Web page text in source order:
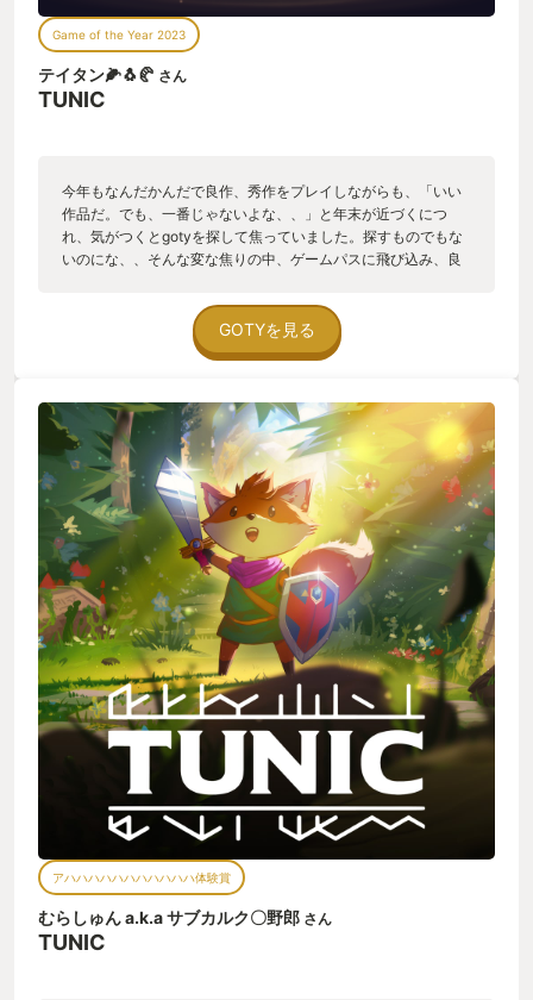
Game of the Year 2023
テイタン🌽🐧🥐 さん
TUNIC
今年もなんだかんだで良作、秀作をプレイしながらも、「いい
作品だ。でも、一番じゃないよな、、」と年末が近づくにつ
れ、気がつくとgotyを探して焦っていました。探すものでもな
いのにな、、そんな変な焦りの中、ゲームパスに飛び込み、良
が、何度も寝落ちし、やはりアクションゲームがいいな、しか
し、大作やる時間はないしどうしよう、、と作品群を見てた
時、去年やってみたかったけど、難しいってきいたtunicが目に
始。なかなか戦闘は難しく、弱いから慎重に、、ああ、またや
られた！もう一回、ああ！今度こそ！眠気など微塵もでず、気
がつくと、その世界観を楽しんでいました。疑似３Dというか
視点がほぼ固定されて裏側がどうなってるのか見えないのだ
が、それを利用したギミックが秀逸で、ああ！なにこれ！ここ
につながってたの？！さっき通りすぎたのに、ここから入れて
まさかあの場所と繋がってたなんてわからないよ！とワクワク
する自分がいました。アイテムで行けなかったところに行ける
ようになる、これはゼルダやメトロイドヴァニア系の面白いと
ころですが、この作品は気がついていたら実は行けてたんだよ
みたいなマップ等の作り方がうまいんですよね。もちろんショ
ートカットもできるようになってたり、実はとびらに答えがあ
ったりと、遊び心満載。デザインはかわいいし、戦闘難易度は
多少高いがそれも含めてのやりごたえで、ああ、またこんなゲ
ームしたいな！っておもえる素晴らしい作品でした。オープン
ワールド的なものでなく、あえて仕切られた箱庭で沢山の遊び
をとりいれて、説明書までギミックとして使う上手さが最高で
す。シナリオや、設定など各々とり方感じ方があると思います
が、僕はアクションとそれに伴うギミックやステージ、マップ
の配置バランス等が秀逸でそれがこの作品の満足度の高さだと
思いました。ちょっと残念な点は正直長いコマンド入力は好み
ではないｗやっぱりアクションで解決させてほしいかも。これ
は好みですねえｗ
GOTYを見る
アハハハハハハハハハハハ体験賞
むらしゅん a.k.a サブカルク〇野郎 さん
TUNIC